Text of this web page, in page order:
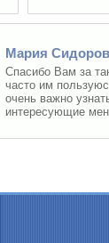
Сидорова
Вам за такой
им пользуюсь!
важно узнать
меня